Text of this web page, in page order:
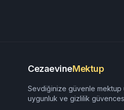
CezaevineMektup
Sevdiğinize güvenle mektup
uygunluk ve gizlilik